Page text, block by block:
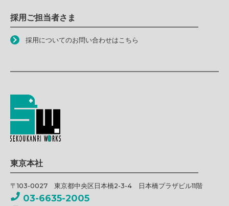
採用ご担当者さま
採用についてのお問い合わせはこちら
東京本社
〒103-0027 東京都中央区日本橋2-3-4 日本橋プラザビル11階
03-6635-2005